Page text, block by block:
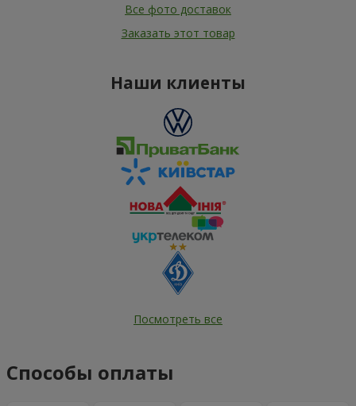
Все фото доставок
Заказать этот товар
Наши клиенты
Посмотреть все
Способы оплаты